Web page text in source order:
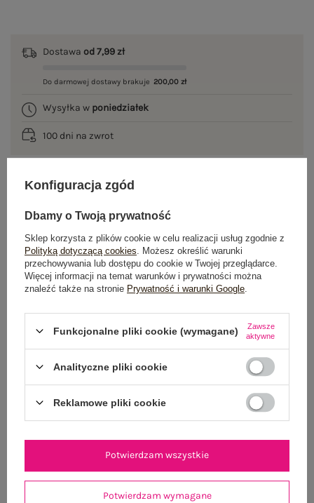
Dostawa od 7,99 zł
Do darmowej dostawy brakuje 200,00 zł
Wysyłka w poniedziałek
100 dni na zwrot
GŁÓWNE PARAMETRY
OPINIE O PRODUKCIE (0)
ZWROTY I REKLAMACJE
OSTATNIO OGLĄDANE
Zobacz wszystko
Konfiguracja zgód
Dbamy o Twoją prywatność
Sklep korzysta z plików cookie w celu realizacji usług zgodnie z
Polityką dotyczącą cookies . Możesz określić warunki
przechowywania lub dostępu do cookie w Twojej przeglądarce.
Więcej informacji na temat warunków i prywatności można
znaleźć także na stronie Prywatność i warunki Google
Funkcjonalne pliki cookie (wymagane)
Zawsze
aktywne
Analityczne pliki cookie
Reklamowe pliki cookie
Potwierdzam wymagane
Potwierdzam wszystkie